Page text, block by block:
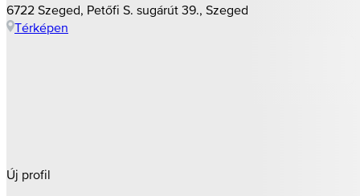
6722 Szeged, Petőfi S. sugárút 39., Szeged
Térképen
Új profil